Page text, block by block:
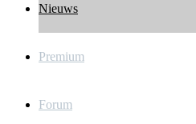
Nieuws
Premium
Forum